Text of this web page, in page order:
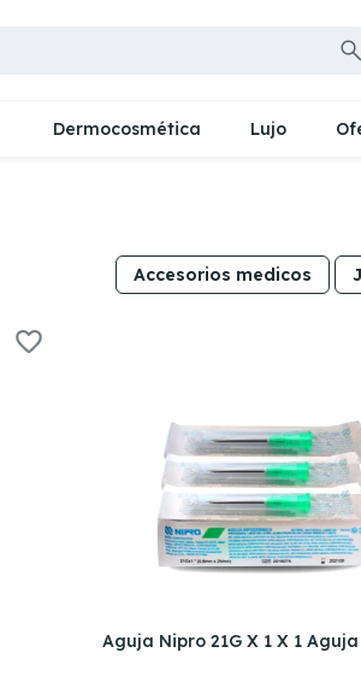
Dermocosmética Lujo
Accesorios medicos
Aguja Nipro 21G X 1 X 1 Aguja